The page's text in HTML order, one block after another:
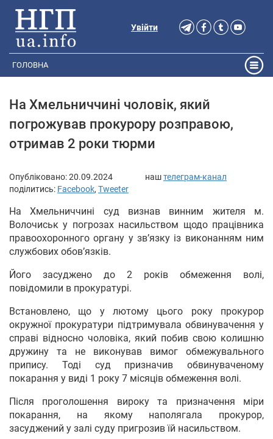
Увійти
ГОЛОВНА
На Хмельниччині чоловік, який
погрожував прокурору розправою,
отримав 2 роки тюрми
Опубліковано:20.09.2024 наштелеграм-канал
поділитись: Facebook, Tweeter
На Хмельниччині суд визнав винним жителя м.
Волочиськ у погрозах насильством щодо працівника
правоохоронного органу у зв’язку із виконанням ним
службових обов’язків.
Його засуджено до 2 років обмеження волі,
повідомили в прокуратурі.
Встановлено, що у лютому цього року прокурор
окружної прокуратури підтримувала обвинувачення у
справі відносно чоловіка, який побив свою колишню
дружину та не виконував вимог обмежувального
припису. Тоді суд призначив обвинуваченому
покарання у виді 1 року 7 місяців обмеження волі.
Після проголошення вироку та призначення міри
покарання, на якому наполягала прокурор,
засуджений у залі суду пригрозив їй насильством.